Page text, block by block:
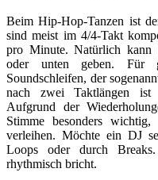
Beim Hip-Hop-Tanzen ist
sind meist im 4/4-Takt
pro Minute. Natürlich kann
oder unten geben. Für
Soundschleifen, der
nach zwei Taktlängen ist
Aufgrund der
Stimme besonders
verleihen. Möchte ein DJ
Loops oder durch
rhythmisch bricht.